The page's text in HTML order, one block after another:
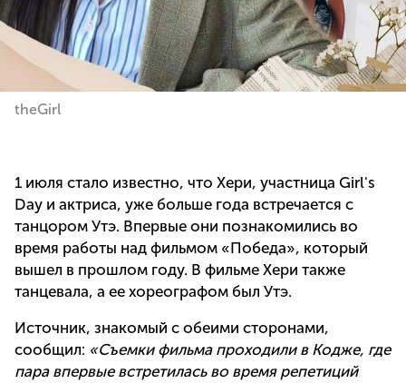
theGirl
1 июля стало известно, что Хери, участница Girl's
Day и актриса, уже больше года встречается с
танцором Утэ. Впервые они познакомились во
время работы над фильмом «Победа», который
вышел в прошлом году. В фильме Хери также
танцевала, а ее хореографом был Утэ.
Источник, знакомый с обеими сторонами,
сообщил: «Съемки фильма проходили в Кодже, где
пара впервые встретилась во время репетиций